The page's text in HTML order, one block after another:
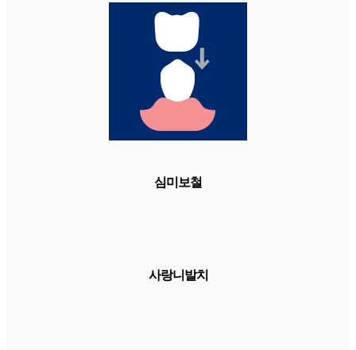
심미보철
사랑니발치